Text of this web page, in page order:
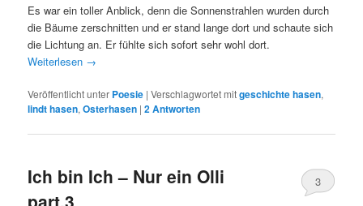
Es war ein toller Anblick, denn die Sonnenstrahlen wurden durch
die Bäume zerschnitten und er stand lange dort und schaute sich
die Lichtung an. Er fühlte sich sofort sehr wohl dort.
Weiterlesen →
Veröffentlicht unter Poesie |Verschlagwortet mitgeschichte hasen,
lindt hasen,Osterhasen |2Antworten
Ich bin Ich – Nur ein Olli
part.3
3